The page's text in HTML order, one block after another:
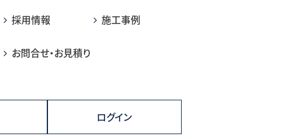
採用情報 施工事例
お問合せ・お見積り
ログイン